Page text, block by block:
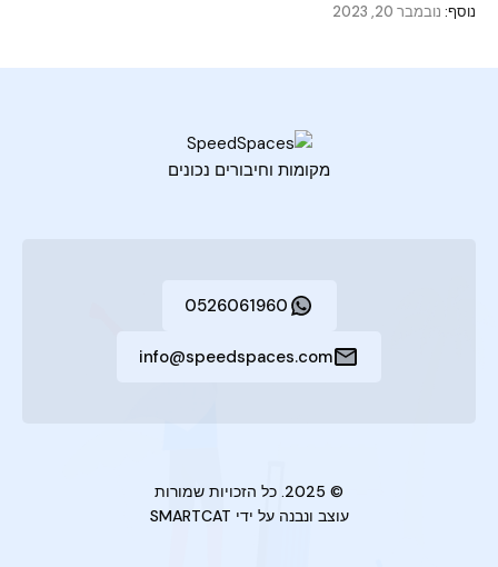
נוסף: נובמבר 20, 2023
מקומות וחיבורים נכונים
0526061960
info@speedspaces.com
© 2025. כל הזכויות שמורות
עוצב ונבנה על ידי SMARTCAT